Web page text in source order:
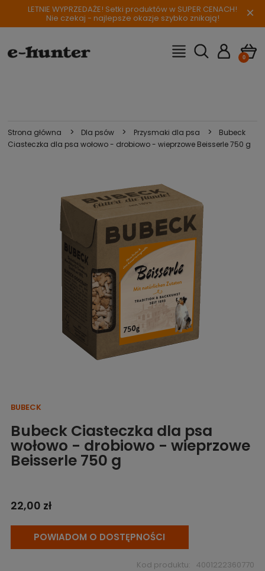
LETNIE WYPRZEDAŻE! Setki produktów w SUPER CENACH!
Nie czekaj - najlepsze okazje szybko znikają! ×
Strona główna > Dla psów > Przysmaki dla psa >
Bubeck
Ciasteczka dla psa wołowo - drobiowo - wieprzowe Beisserle 750 g
BUBECK
Bubeck Ciasteczka dla psa
wołowo - drobiowo - wieprzowe
Beisserle 750 g
22,00 zł
POWIADOM O DOSTĘPNOŚCI
Kod produktu: 4001222360770